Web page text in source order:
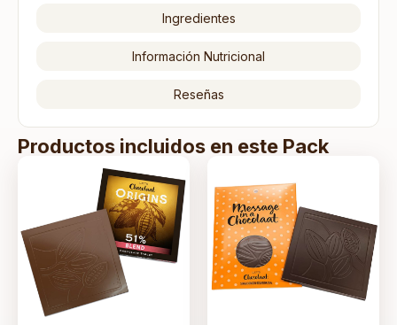
Ingredientes
Información Nutricional
Reseñas
Productos incluidos en este Pack